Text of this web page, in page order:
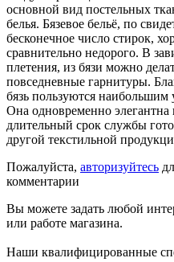
основной вид постельных
белья. Бязевое бельё, по
бесконечное число стирок,
сравнительно недорого. В
плетения, из бязи можно
повседневные гарнитуры.
бязь пользуются наибольшим
Она одновременно элегантна
длительный срок службы
другой текстильной
Пожалуйста, авторизуйтесь
комментарии
Вы можете задать любой
или работе магазина.
Наши квалифицированные